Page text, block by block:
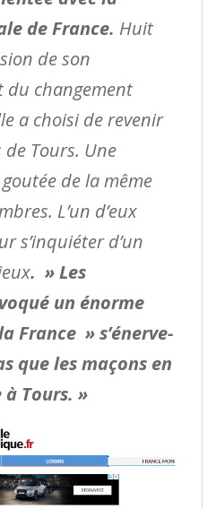
de France. Huit
de son
du changement
a choisi de revenir
Tours. Une
de la même
L’un d’eux
s’inquiéter d’un
. » Les
un énorme
France » s’énerve-
que les maçons en
Tours. »